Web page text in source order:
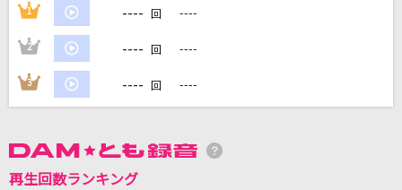
DAMの新曲・ランキングなど
1 ---- 回 ----
2 ---- 回 ----
3 ---- 回 ----
再生回数ランキング